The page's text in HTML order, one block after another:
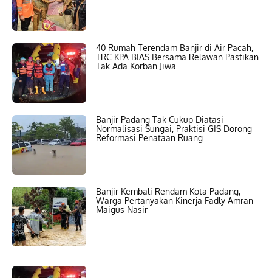
40 Rumah Terendam Banjir di Air Pacah,
TRC KPA BIAS Bersama Relawan Pastikan
Tak Ada Korban Jiwa
Banjir Padang Tak Cukup Diatasi
Normalisasi Sungai, Praktisi GIS Dorong
Reformasi Penataan Ruang
Banjir Kembali Rendam Kota Padang,
Warga Pertanyakan Kinerja Fadly Amran-
Maigus Nasir